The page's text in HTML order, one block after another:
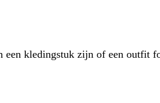
een kledingstuk zijn of een outfit